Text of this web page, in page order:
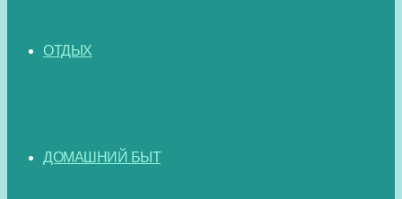
ОТДЫХ
ДОМАШНИЙ БЫТ